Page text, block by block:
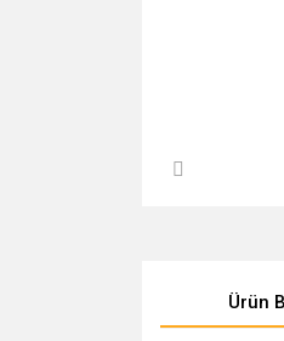
Ürün